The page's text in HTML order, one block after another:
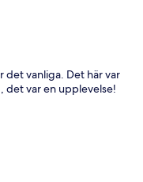
vanliga. Det här var
det var en upplevelse!